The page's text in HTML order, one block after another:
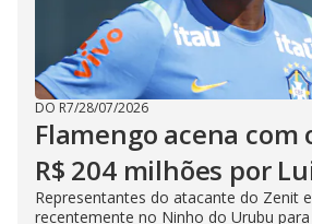
DO R7/28/07/2026
Flamengo acena com
R$ 204 milhões por
Representantes do atacante do Zenit
recentemente no Ninho do Urubu